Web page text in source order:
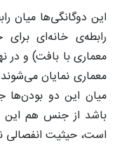
این دوگانگی‌ها میان
رابطه‌ی خانه‌ای
معماری با بافت) و در
معماری نمایان
میان این دو
باشد از جنس هم
است، حیثیت انفصالی